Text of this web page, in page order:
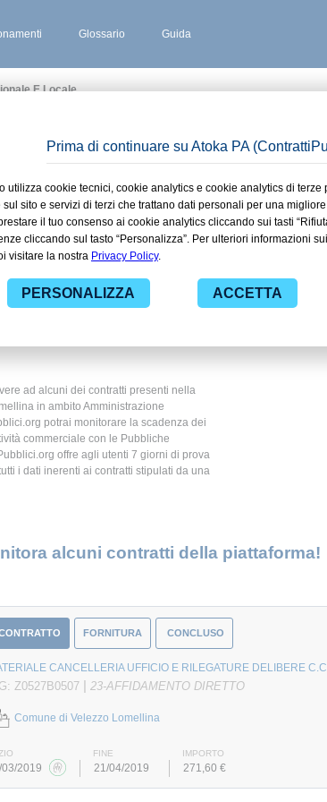
Glossario Guida
E Locale
LOMELLINA
stipulati
regionale e
ad alcuni dei contratti presenti nella
in ambito Amministrazione
potrai monitorare la scadenza dei
commerciale con le Pubbliche
offre agli utenti 7 giorni di prova
i dati inerenti ai contratti stipulati da una
alcuni contratti della piattaforma!
FORNITURA CONCLUSO
CANCELLERIA UFFICIO E RILEGATURE DELIBERE C.C
Z0527B0507 | 23-AFFIDAMENTO DIRETTO
Comune di Velezzo Lomellina
FINE IMPORTO
03/2019 21/04/2019 271,60 €